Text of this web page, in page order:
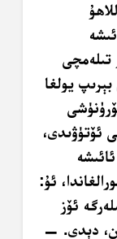
تىلەمچى
يولغا
ئۆتۈۋىدى،
ئۇ:
ئۆز
دېدى. —